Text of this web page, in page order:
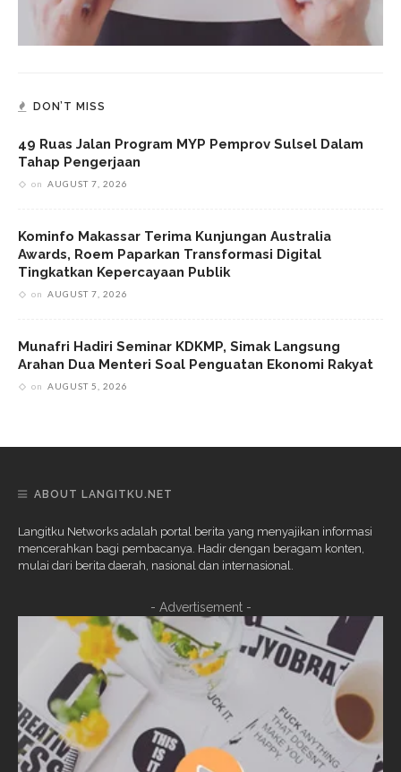
DON’T MISS
49 Ruas Jalan Program MYP Pemprov Sulsel Dalam
Tahap Pengerjaan
on AUGUST 7, 2026
Kominfo Makassar Terima Kunjungan Australia
Awards, Roem Paparkan Transformasi Digital
Tingkatkan Kepercayaan Publik
on AUGUST 7, 2026
Munafri Hadiri Seminar KDKMP, Simak Langsung
Arahan Dua Menteri Soal Penguatan Ekonomi Rakyat
on AUGUST 5, 2026
ABOUT LANGITKU.NET
Langitku Networks adalah portal berita yang menyajikan informasi
mencerahkan bagi pembacanya. Hadir dengan beragam konten,
mulai dari berita daerah, nasional dan internasional.
- Advertisement -